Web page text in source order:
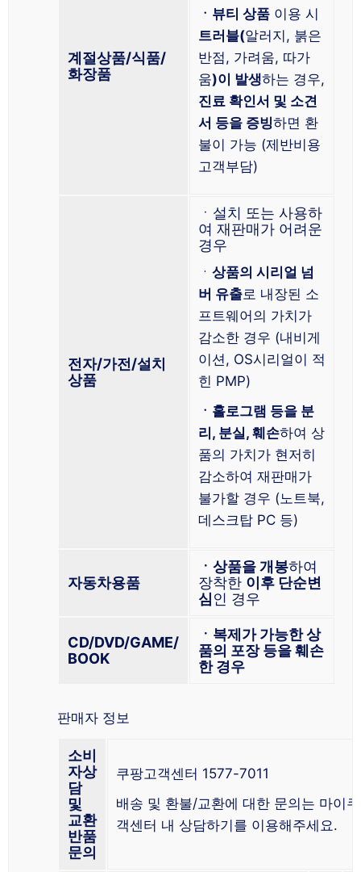
계절상품/식품/
화장품
ㆍ뷰티 상품 이용 시
트러블(알러지, 붉은
반점, 가려움, 따가
움)이 발생하는 경우,
진료 확인서 및 소견
서 등을 증빙하면 환
불이 가능 (제반비용
고객부담)
전자/가전/설치
상품
ㆍ설치 또는 사용하
여 재판매가 어려운
경우
ㆍ 상품의 시리얼 넘
버 유출로 내장된 소
프트웨어의 가치가
감소한 경우 (내비게
이션, OS시리얼이 적
힌 PMP)
ㆍ홀로그램 등을 분
리, 분실, 훼손하여 상
품의 가치가 현저히
감소하여 재판매가
불가할 경우 (노트북,
데스크탑 PC 등)
자동차용품
ㆍ상품을 개봉하여
장착한 이후 단순변
심인 경우
CD/DVD/GAME/
BOOK
ㆍ복제가 가능한 상
품의 포장 등을 훼손
한 경우
판매자 정보
소비
자상
담
및
교환
반품
문의
쿠팡고객센터 1577-7011
배송 및 환불/교환에 대한 문의는 마이
객센터 내 상담하기를 이용해주세요.